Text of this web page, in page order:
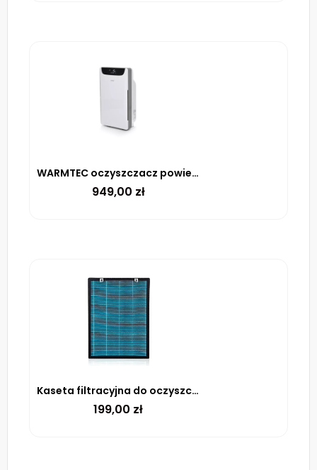
WARMTEC oczyszczacz powietrza AP168W
949,00 zł
Kaseta filtracyjna do oczyszczacza AP Neo WARMTEC
199,00 zł